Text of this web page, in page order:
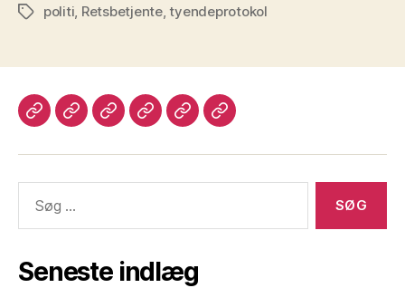
Tagspoliti Retsbetjente,tyendeprotokol
Velkommen
Lægdsruller
Programmer
LoginKontaktLegacy
efter:
Seneste indlæg